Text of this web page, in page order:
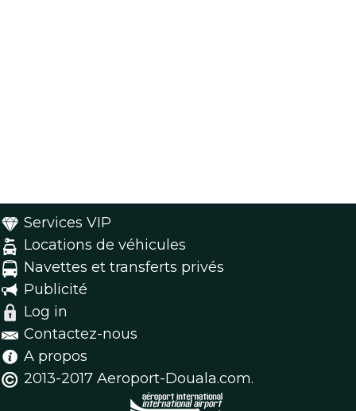
Services VIP
Locations de véhicules
Navettes et transferts privés
Publicité
Log in
Contactez-nous
A propos
2013-2017 Aeroport-Douala.com.